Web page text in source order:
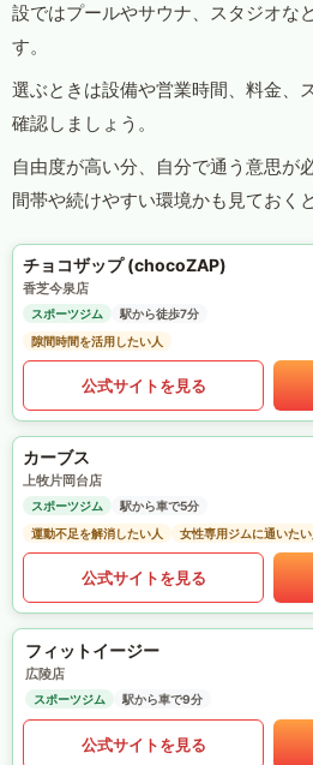
設ではプールやサウナ、スタジオな
す。
選ぶときは設備や営業時間、料金、
確認しましょう。
自由度が高い分、自分で通う意思が
間帯や続けやすい環境かも見ておく
チョコザップ (chocoZAP)
香芝今泉店
スポーツジム
駅から徒歩7分
隙間時間を活用したい人
公式サイトを見る
カーブス
上牧片岡台店
スポーツジム
駅から車で5分
運動不足を解消したい人
女性専用ジムに通いたい
公式サイトを見る
フィットイージー
広陵店
スポーツジム 駅から車で9分
公式サイトを見る